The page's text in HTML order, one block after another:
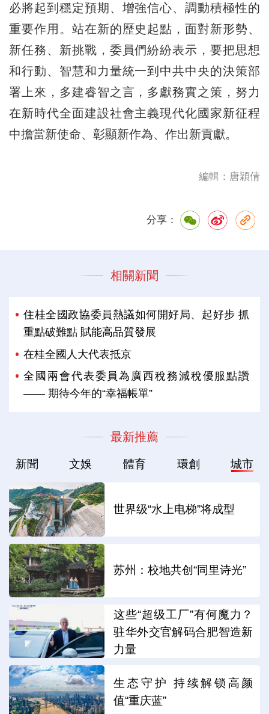
必將起到穩定預期、增強信心、調動積極性的
重要作用。站在新的歷史起點，面對新形勢、
新任務、新挑戰，委員們紛紛表示，要把思想
和行動、智慧和力量統一到中共中央的決策部
署上來，多建睿智之言，多獻務實之策，努力
在新時代全面建設社會主義現代化國家新征程
中擔當新使命、彰顯新作為、作出新貢獻。
編輯：唐穎倩
分享：
相關新聞
住桂全國政協委員熱議如何開好局、起好步 抓
重點破難點 賦能高品質發展
在桂全國人大代表抵京
全國兩會代表委員為廣西稅務減稅優服點讚
—— 期待今年的“幸福帳單”
最新推薦
新聞 文娛 體育 環創 城市
世界级“水上电梯”将成型
苏州：校地共创“同里诗光”
这些“超级工厂”有何魔力？
驻华外交官解码合肥智造新
力量
生态守护 持续解锁高颜
值“重庆蓝”